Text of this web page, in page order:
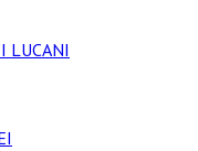
LUCANI